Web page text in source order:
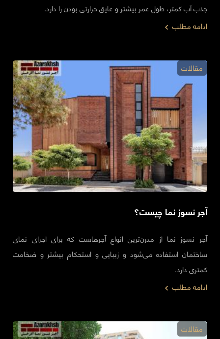
جذب آب کمتر، طول عمر بیشتر و عایق حرارتی بودن را دارد.
ادامه مطلب
آجر نسوز نما چیست؟
آجر نسوز نما از مدرن‌ترین انواع آجرهاست که برای اجرای نمای
ساختمان استفاده می‌شود و زیبایی و استحکام بیشتر و ضخامت
کمتری دارد.
مقالات
ادامه مطلب
مقالات